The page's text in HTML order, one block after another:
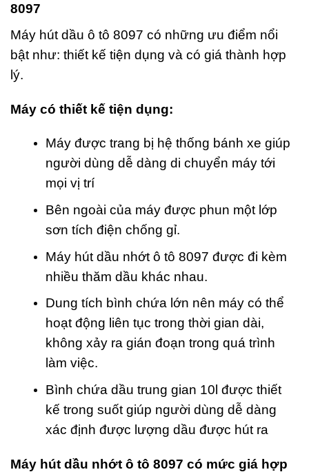
8097
Máy hút dầu ô tô 8097 có những ưu điểm nổi
bật như: thiết kế tiện dụng và có giá thành hợp
lý.
Máy có thiết kế tiện dụng:
Máy được trang bị hệ thống bánh xe giúp
người dùng dễ dàng di chuyển máy tới
mọi vị trí
Bên ngoài của máy được phun một lớp
sơn tích điện chống gỉ.
Máy hút dầu nhớt ô tô 8097 được đi kèm
nhiều thăm dầu khác nhau.
Dung tích bình chứa lớn nên máy có thể
hoạt động liên tục trong thời gian dài,
không xảy ra gián đoạn trong quá trình
làm việc.
Bình chứa dầu trung gian 10l được thiết
kế trong suốt giúp người dùng dễ dàng
xác định được lượng dầu được hút ra
Máy hút dầu nhớt ô tô 8097 có mức giá hợp